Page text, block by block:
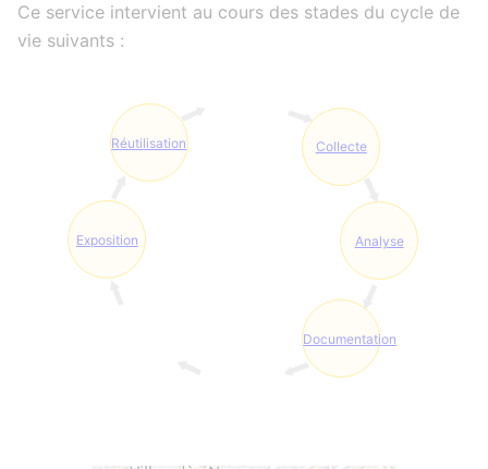
Ce service intervient au cours des stades du cycle de
vie suivants :
Collecte
Analyse
Documentation
Exposition
Réutilisation